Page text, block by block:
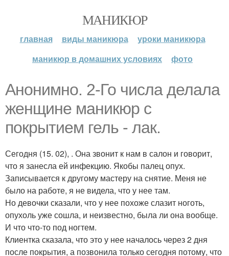
МАНИКЮР
главная виды маникюра
уроки маникюра
маникюр в домашних условиях
фото
Анонимно. 2-Го числа делала
женщине маникюр с
покрытием гель - лак.
Сегодня (15. 02), . Она звонит к нам в салон и говорит,
что я занесла ей инфекцию. Якобы палец опух.
Записывается к другому мастеру на снятие. Меня не
было на работе, я не видела, что у нее там.
Но девочки сказали, что у нее похоже слазит ноготь,
опухоль уже сошла, и неизвестно, была ли она вообще.
И что что-то под ногтем.
Клиентка сказала, что это у нее началось через 2 дня
после покрытия, а позвонила только сегодня потому, что